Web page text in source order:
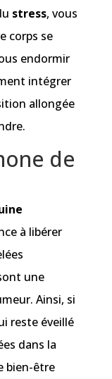
stress, vous
corps se
endormir
intégrer
allongée
de
à libérer
une
Ainsi, si
reste éveillé
dans la
bien-être